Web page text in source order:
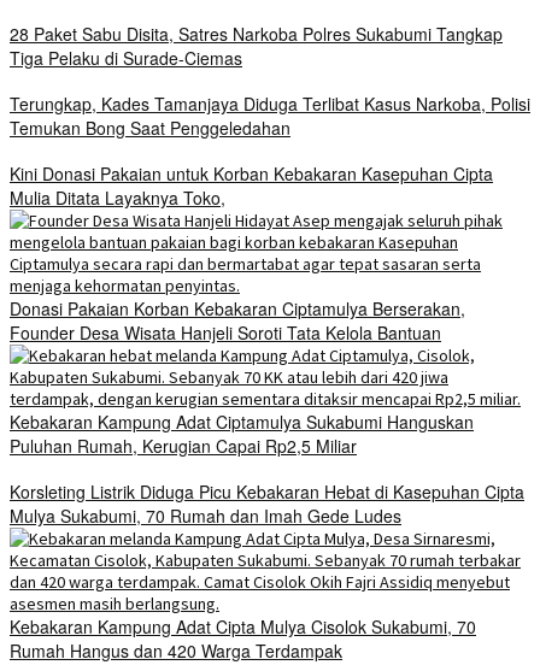
28 Paket Sabu Disita, Satres Narkoba Polres Sukabumi Tangkap
Tiga Pelaku di Surade-Ciemas
Terungkap, Kades Tamanjaya Diduga Terlibat Kasus Narkoba, Polisi
Temukan Bong Saat Penggeledahan
Kini Donasi Pakaian untuk Korban Kebakaran Kasepuhan Cipta
Mulia Ditata Layaknya Toko,
Donasi Pakaian Korban Kebakaran Ciptamulya Berserakan,
Founder Desa Wisata Hanjeli Soroti Tata Kelola Bantuan
Kebakaran Kampung Adat Ciptamulya Sukabumi Hanguskan
Puluhan Rumah, Kerugian Capai Rp2,5 Miliar
Korsleting Listrik Diduga Picu Kebakaran Hebat di Kasepuhan Cipta
Mulya Sukabumi, 70 Rumah dan Imah Gede Ludes
Kebakaran Kampung Adat Cipta Mulya Cisolok Sukabumi, 70
Rumah Hangus dan 420 Warga Terdampak